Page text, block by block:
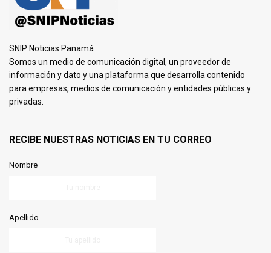
SNIP Noticias Panamá
Somos un medio de comunicación digital, un proveedor de
información y dato y una plataforma que desarrolla contenido
para empresas, medios de comunicación y entidades públicas y
privadas.
RECIBE NUESTRAS NOTICIAS EN TU CORREO
Nombre
Apellido